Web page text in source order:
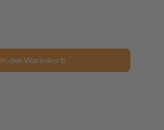
In den Warenkorb